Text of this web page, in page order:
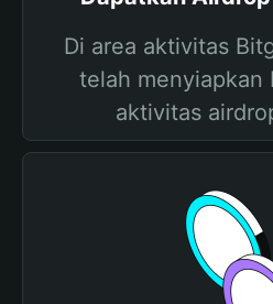
Di area aktivitas
telah menyiapkan
aktivitas